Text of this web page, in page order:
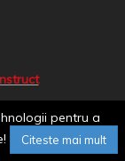
pentru a
Citeste mai mult